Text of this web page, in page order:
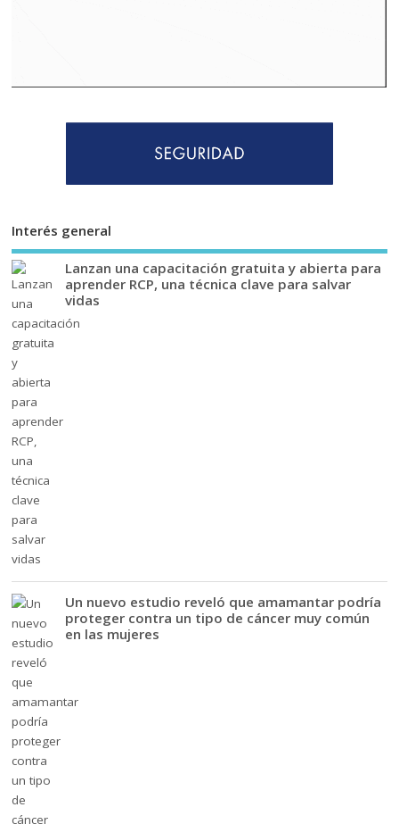
Interés general
Lanzan una capacitación gratuita y abierta para
aprender RCP, una técnica clave para salvar
vidas
Un nuevo estudio reveló que amamantar podría
proteger contra un tipo de cáncer muy común
en las mujeres